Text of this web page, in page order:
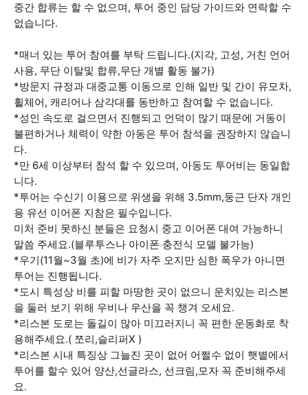
중간 합류는 할 수 없으며, 투어 중인 담당 가이드와 연락할 수
없습니다.
*매너 있는 투어 참여를 부탁 드립니다.(지각, 고성, 거친 언어
사용, 무단 이탈및 합류,무단 개별 활동 불가)
*방문지 규정과 대중교통 이동으로 인해 일반 및 간이 유모차,
휠체어, 캐리어나 삼각대를 동반하고 참여할 수 없습니다.
*성인 속도로 걸으면서 진행되고 언덕이 많기 때문에 거동이
불편하거나 체력이 약한 아동은 투어 참석을 권장하지 않습니
다.
*만 6세 이상부터 참석 할 수 있으며, 아동도 투어비는 동일합
니다.
*투어는 수신기 이용으로 위생을 위해 3.5mm,둥근 단자 개인
용 유선 이어폰 지참은 필수입니다.
미처 준비 못하신 분들은 요청시 중고 이어폰 대여 가능하니
말씀 주세요.(블루투스나 아이폰 충전식 모델 불가능)
*우기(11월~3월 초)에 비가 자주 오지만 심한 폭우가 아니면
투어는 진행됩니다.
*도시 특성상 비를 피할 마땅한 곳이 없으니 운치있는 리스본
을 둘러 보기 위해 우비나 우산을 꼭 챙겨 오세요.
*리스본 도로는 돌길이 많아 미끄러지니 꼭 편한 운동화로 착
용해주세요.( 쪼리,슬리퍼X )
*리스본 시내 특징상 그늘진 곳이 없어 어쩔수 없이 햇볕에서
투어를 할수 있어 양산,선글라스, 선크림,모자 꼭 준비해주세
요.